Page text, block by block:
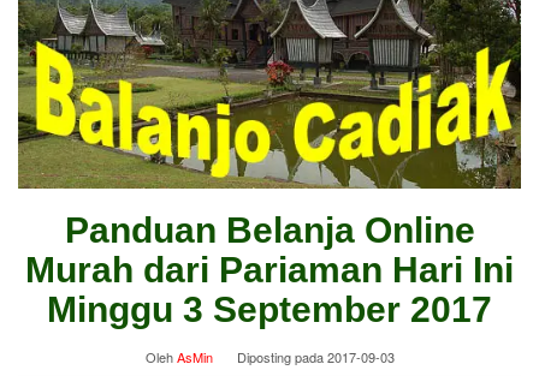
Panduan Belanja Online
Murah dari Pariaman Hari Ini
Minggu 3 September 2017
OlehAsMin Diposting pada2017-09-03